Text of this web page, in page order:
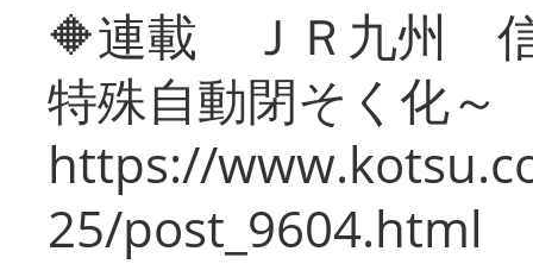
🔶連載 ＪＲ九州 信
特殊自動閉そく化～
https://
25/post_9604.html